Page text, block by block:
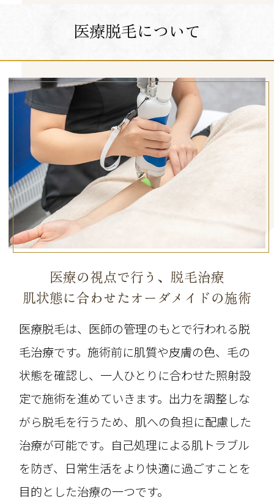
医療脱毛について
医療の視点で行う、脱毛治療
肌状態に合わせたオーダメイドの施術
医療脱毛は、医師の管理のもとで行われる脱
毛治療です。施術前に肌質や皮膚の色、毛の
状態を確認し、一人ひとりに合わせた照射設
定で施術を進めていきます。出力を調整しな
がら脱毛を行うため、肌への負担に配慮した
治療が可能です。自己処理による肌トラブル
を防ぎ、日常生活をより快適に過ごすことを
目的とした治療の一つです。